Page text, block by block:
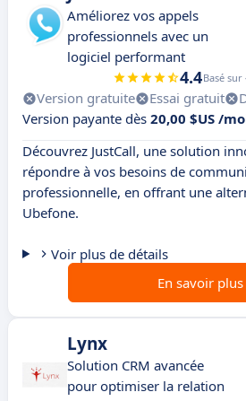
Améliorez vos appels
professionnels avec un
logiciel performant
4.4Basé sur
Version gratuite Essai gratuit
Version payante dès 20,00 $US /
Découvrez JustCall, une solution
répondre à vos besoins de
professionnelle, en offrant une
Ubefone.
Voir plus de détails
En savoir plus
Lynx
Solution CRM avancée
pour optimiser la relation